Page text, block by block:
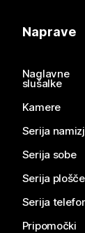
Naprave
Naglavne
slušalke
Kamere
Serija
Serija sobe
Serija plošče
Serija
Pripomočki